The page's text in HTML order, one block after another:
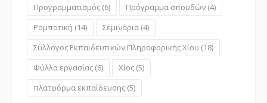
Προγραμματισμός (6) Πρόγραμμα σπουδών (4)
Ρομποτική (14) Σεμινάρια (4)
Σύλλογος Εκπαιδευτικών Πληροφορικής Χίου (18)
Φύλλα εργασίας (6) Χίος (5)
πλατφόρμα εκπαίδευσης (5)